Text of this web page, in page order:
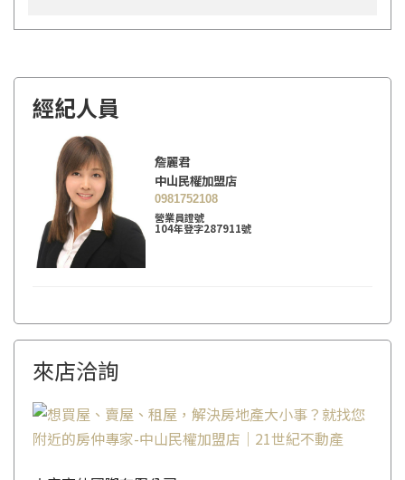
經紀人員
詹麗君
中山民權加盟店
0981752108
營業員證號
104年登字287911號
來店洽詢